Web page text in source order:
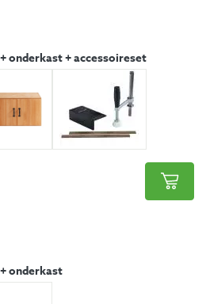
onderkast + accessoireset
onderkast